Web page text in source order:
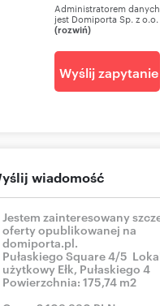
Administratorem danych
jest Domiporta Sp. z o.o.
(rozwiń)
Wyślij zapytanie
wiadomość